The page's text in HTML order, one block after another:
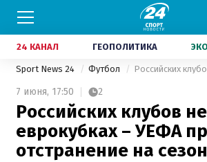
24 КАНАЛ ГЕОПОЛИТИКА
Sport News 24 Футбол
7 июня, 17:50 2
Российских клубов
еврокубках – УЕФА
отстранение на